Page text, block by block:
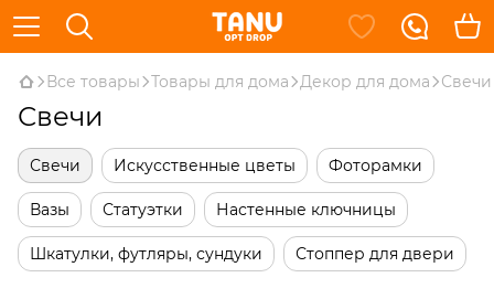
Все товары Товары для дома Декор для дома Свечи
Свечи
Свечи Искусственные цветы Фоторамки
Вазы Статуэтки Настенные ключницы
Шкатулки, футляры, сундуки Стоппер для двери